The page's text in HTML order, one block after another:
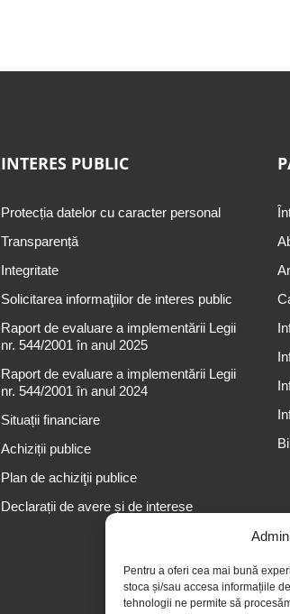
Pentru a oferi cea mai bună
stoca și/sau accesa informațiile
tehnologii ne permite să
INTERES PUBLIC
Protecția datelor cu caracter personal
Transparență
Integritate
Solicitarea informaţiilor de interes public
Raport de evaluare a implementării Legii
nr. 544/2001 în anul 2025
Raport de evaluare a implementării Legii
nr. 544/2001 în anul 2024
Situații financiare
Achiziții publice
Plan de achiziţii publice
Declarații de avere și de interese